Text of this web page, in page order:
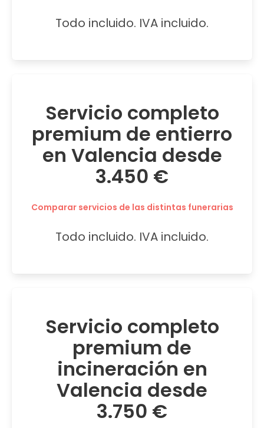
Todo incluido. IVA incluido.
Servicio completo
premium de entierro
en Valencia desde
3.450 €
Comparar servicios de las distintas funerarias
Todo incluido. IVA incluido.
Servicio completo
premium de
incineración en
Valencia desde
3.750 €